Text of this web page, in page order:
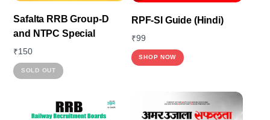
Safalta RRB Group-D
and NTPC Special
₹150
SOLD OUT
RPF-SI Guide (Hindi)
₹99
SHOP NOW